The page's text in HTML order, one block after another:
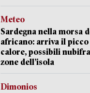
Meteo
Sardegna nella morsa
africano: arriva il picco
calore, possibili
zone dell’isola
Dimonios